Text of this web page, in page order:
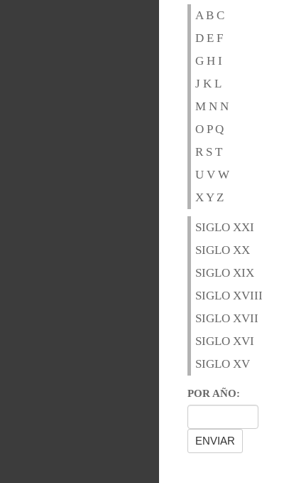
A B C
D E F
G H I
J K L
M N N
O P Q
R S T
U V W
X Y Z
SIGLO XXI
SIGLO XX
SIGLO XIX
SIGLO XVIII
SIGLO XVII
SIGLO XVI
SIGLO XV
POR AÑO: